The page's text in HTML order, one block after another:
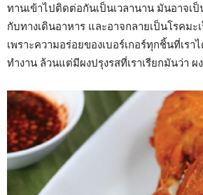
ทานเข้าไปติดต่อกันเป็นเวลานาน มันอาจเป็
กับทางเดินอาหาร และอาจกลายเป็นโรคมะ
เพราะความอร่อยของเบอร์เกอร์ทุกชิ้นที่เรา
ทำงาน ล้วนแต่มีผงปรุงรสที่เราเรียกมันว่า ผ